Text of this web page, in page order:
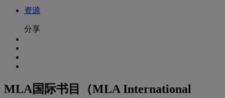
资源
分享
MLA国际书目（MLA International